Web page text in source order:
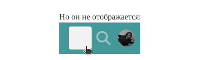
Но он не отображается: